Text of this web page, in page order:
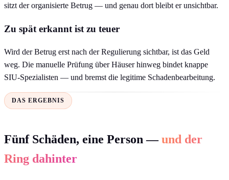
sitzt der organisierte Betrug — und genau dort bleibt er unsichtbar.
Zu spät erkannt ist zu teuer
Wird der Betrug erst nach der Regulierung sichtbar, ist das Geld
weg. Die manuelle Prüfung über Häuser hinweg bindet knappe
SIU-Spezialisten — und bremst die legitime Schadenbearbeitung.
DAS ERGEBNIS
Fünf Schäden, eine Person —und der
Ring dahinter